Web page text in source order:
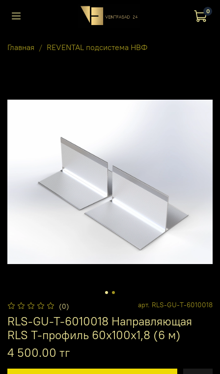
0
Главная REVENTAL подсистема НВФ
(0) арт. RLS-GU-T-6010018
RLS-GU-T-6010018 Направляющая
RLS T-профиль 60x100x1,8 (6 м)
4 500.00 тг